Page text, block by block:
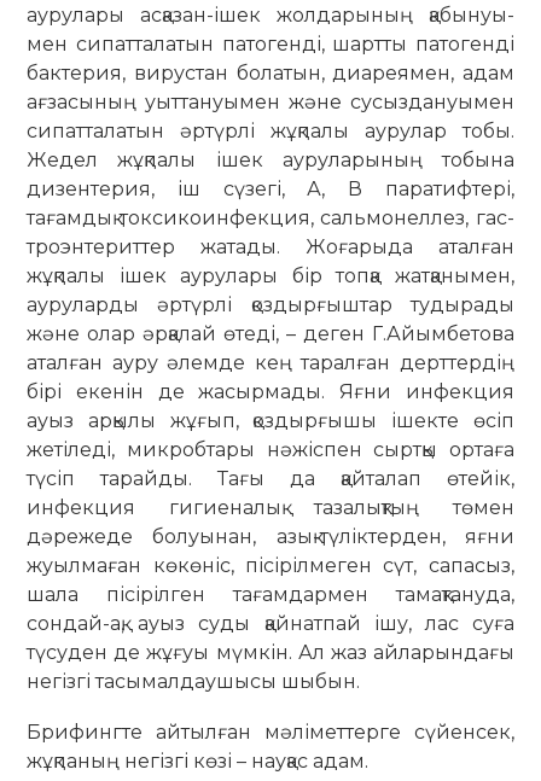
ауру­лары ас­қа­зан-ішек жолдарының қабы­нуы­
мен сипатталатын патогенді, шартты патогенді
бактерия, вирустан бола­тын, диареямен, адам
ағзасының уыт­­тануымен және сусыздануымен
си­пат­талатын әртүрлі жұқпалы ау­ру­лар тобы.
Жедел жұқпалы ішек ауруларының тобына
дизентерия, іш сүзегі, А, В паратифтері,
тағамдық токсикоинфекция, сальмонеллез, гас­
троэнтериттер жатады. Жоғарыда аталған
жұқпалы ішек аурулары бір топқа жатқанымен,
ауруларды әр­түрлі қоздырғыштар тудырады
және олар әрқалай өтеді, – деген Г.Айым­бетова
аталған ауру әлемде кең таралған дерттердің
бірі екенін де жасырмады. Яғни инфекция
ауыз арқылы жұғып, қоздырғышы ішекте өсіп
жетіледі, микробтары нәжіспен сыртқы ортаға
түсіп тарайды. Тағы да қайталап өтейік,
инфекция гигиеналық тазалықтың төмен
дәрежеде бо­луынан, азық-түліктерден, яғни
жуыл­маған көкөніс, пісірілмеген сүт, сапа­сыз,
шала пісірілген тағамдармен тамақтануда,
сондай-ақ, ауыз суды қайнатпай ішу, лас суға
түсуден де жұғуы мүмкін. Ал жаз айларындағы
негізгі тасымалдаушысы шыбын.
Брифингте айтылған мәліметтерге сүйенсек,
жұқпаның негізгі көзі – нау­қас адам.